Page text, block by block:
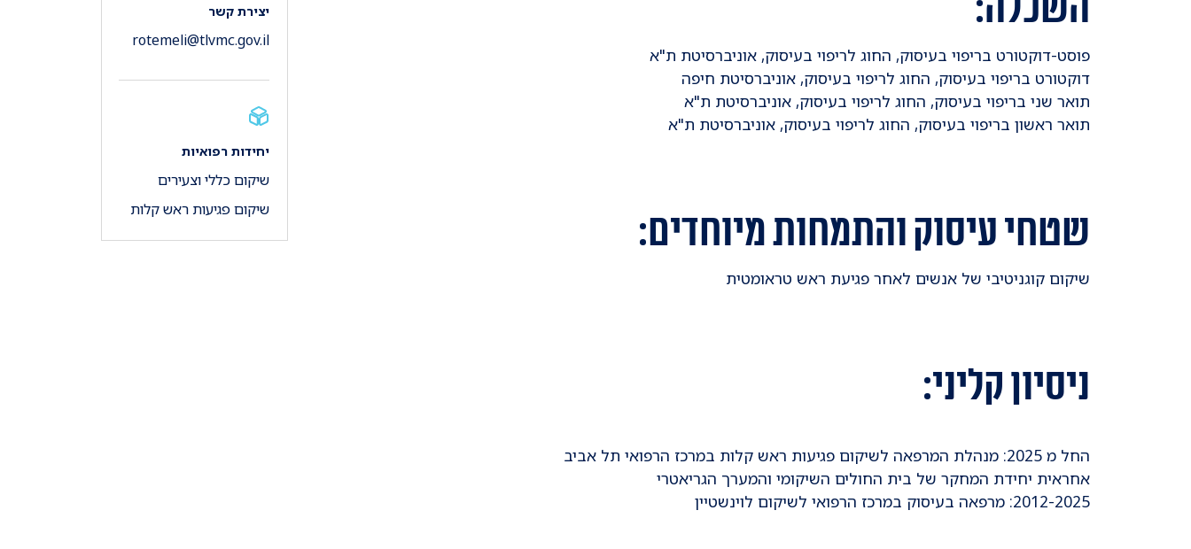
פוסט-דוקטורט בריפוי בעיסוק, החוג לריפוי בעיסוק, אוניברסיטת ת"א
דוקטורט בריפוי בעיסוק, החוג לריפוי בעיסוק, אוניברסיטת חיפה
תואר שני בריפוי בעיסוק, החוג לריפוי בעיסוק, אוניברסיטת ת"א
תואר ראשון בריפוי בעיסוק, החוג לריפוי בעיסוק, אוניברסיטת ת"א
שטחי עיסוק והתמחות מיוחדים:
שיקום קוגניטיבי של אנשים לאחר פגיעת ראש טראומטית
ניסיון קליני:
החל מ 2025: מנהלת המרפאה לשיקום פגיעות ראש קלות במרכז הרפואי תל אביב
אחראית יחידת המחקר של בית החולים השיקומי והמערך הגריאטרי
2012-2025: מרפאה בעיסוק במרכז הרפואי לשיקום לוינשטיין
יצירת קשר
rotemeli@tlvmc.gov.il
יחידות רפואיות
שיקום כללי וצעירים
שיקום פגיעות ראש קלות